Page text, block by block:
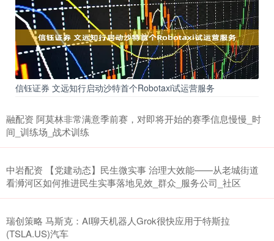
信钰证券 文远知行启动沙特首个Robotaxi试运营服务
融配资 阿莫林非常满意季前赛，对即将开始的赛季信息慢慢_时
间_训练场_战术训练
中岩配资 【党建动态】民生微实事 治理大效能——从老城街道
看浉河区如何推进民生实事落地见效_群众_服务公司_社区
瑞创策略 马斯克：AI聊天机器人Grok很快应用于特斯拉
(TSLA.US)汽车